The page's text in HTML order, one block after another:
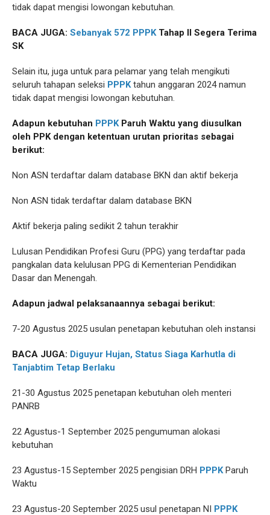
tidak dapat mengisi lowongan kebutuhan.
BACA JUGA: Sebanyak 572 PPPKTahap II Segera Terima
SK
Selain itu, juga untuk para pelamar yang telah mengikuti
seluruh tahapan seleksi PPPKtahun anggaran 2024 namun
tidak dapat mengisi lowongan kebutuhan.
Adapun kebutuhan PPPKParuh Waktu yang diusulkan
oleh PPK dengan ketentuan urutan prioritas sebagai
berikut:
Non ASN terdaftar dalam database BKN dan aktif bekerja
Non ASN tidak terdaftar dalam database BKN
Aktif bekerja paling sedikit 2 tahun terakhir
Lulusan Pendidikan Profesi Guru (PPG) yang terdaftar pada
pangkalan data kelulusan PPG di Kementerian Pendidikan
Dasar dan Menengah.
Adapun jadwal pelaksanaannya sebagai berikut:
7-20 Agustus 2025 usulan penetapan kebutuhan oleh instansi
BACA JUGA: Diguyur Hujan, Status Siaga Karhutla di
Tanjabtim Tetap Berlaku
21-30 Agustus 2025 penetapan kebutuhan oleh menteri
PANRB
22 Agustus-1 September 2025 pengumuman alokasi
kebutuhan
23 Agustus-15 September 2025 pengisian DRH PPPKParuh
Waktu
23 Agustus-20 September 2025 usul penetapan NI PPPK